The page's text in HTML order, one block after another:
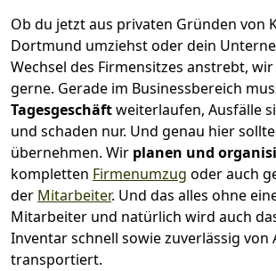
Ob du jetzt aus privaten Gründen von
Dortmund umziehst oder dein
Wechsel des Firmensitzes anstrebt,
gerne. Gerade im Businessbereich
Tagesgeschäftweiterlaufen, Ausfälle
und schaden nur. Und genau hier
übernehmen. Wir planen und
kompletten Firmenumzug oder auch
der Mitarbeiter. Und das alles ohne
Mitarbeiter und natürlich wird auch
Inventar schnell sowie zuverlässig von
transportiert.